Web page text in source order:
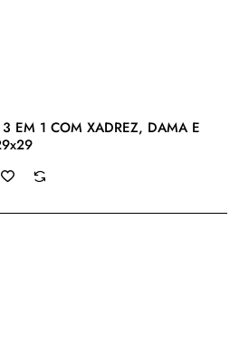
3 EM 1 COM XADREZ, DAMA E